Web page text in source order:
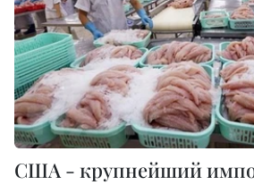
США - крупнейший